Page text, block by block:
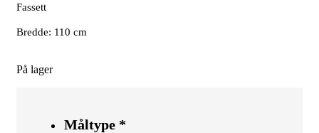
Fassett
Bredde: 110 cm
På lager
Måltype *